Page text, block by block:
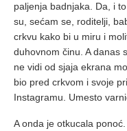
paljenja badnjaka. Da, i
su, sećam se, roditelji,
crkvu kako bi u miru i
duhovnom činu. A danas
ne vidi od sjaja ekrana
bio pred crkvom i svoje
Instagramu. Umesto
A onda je otkucala